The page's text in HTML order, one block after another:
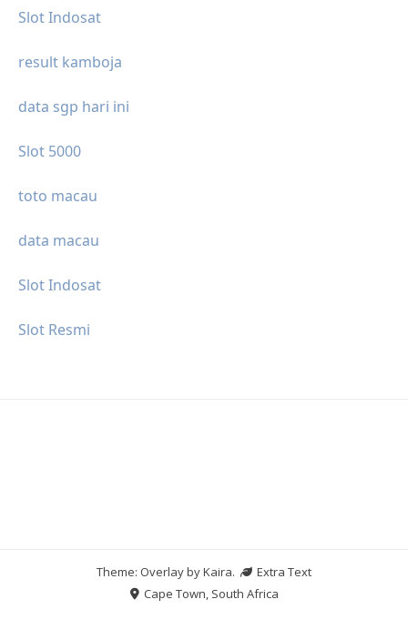
Slot Indosat
result kamboja
data sgp hari ini
Slot 5000
toto macau
data macau
Slot Indosat
Slot Resmi
Theme: Overlay byKaira.
Extra Text
Cape Town, South Africa